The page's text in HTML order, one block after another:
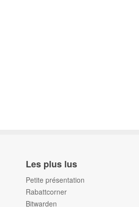
Les plus lus
Petite présentation
Rabattcorner
Bitwarden